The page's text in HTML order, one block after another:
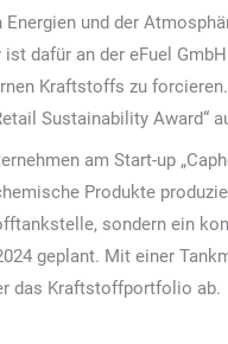
und der
dafür an der eFuel
Kraftstoffs zu
Sustainability Award“
am Start-up
Produkte
sondern ein
geplant. Mit einer
das Kraftstoffportfolio ab.